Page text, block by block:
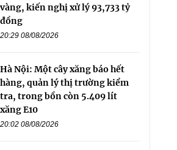
vàng, kiến nghị xử lý 93,733 tỷ
đồng
20:29 08/08/2026
Hà Nội: Một cây xăng báo hết
hàng, quản lý thị trường kiểm
tra, trong bồn còn 5.409 lít
xăng E10
20:02 08/08/2026